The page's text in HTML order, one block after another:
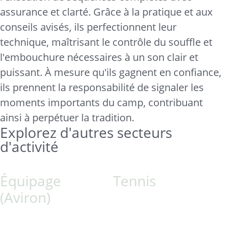
assurance et clarté. Grâce à la pratique et aux
conseils avisés, ils perfectionnent leur
technique, maîtrisant le contrôle du souffle et
l'embouchure nécessaires à un son clair et
puissant. À mesure qu'ils gagnent en confiance,
ils prennent la responsabilité de signaler les
moments importants du camp, contribuant
ainsi à perpétuer la tradition.
Explorez d'autres secteurs
d'activité
Équipage
(Aviron)
Tennis